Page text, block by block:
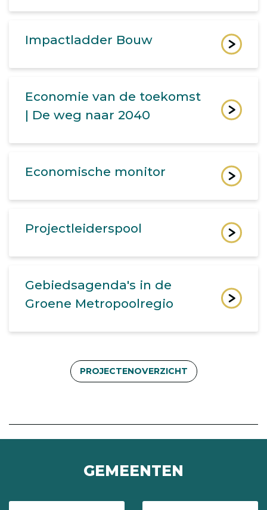
Impactladder Bouw
Economie van de toekomst
| De weg naar 2040
Economische monitor
Projectleiderspool
Gebiedsagenda's in de
Groene Metropoolregio
PROJECTENOVERZICHT
GEMEENTEN